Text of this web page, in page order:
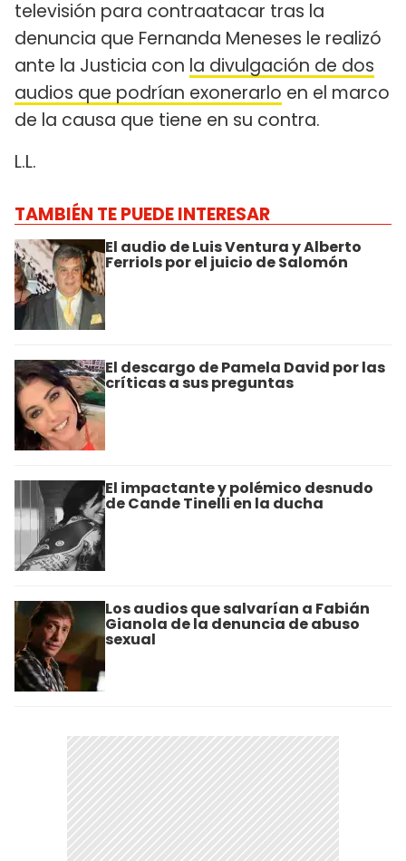
televisión para contraatacar tras la
denuncia que Fernanda Meneses le realizó
ante la Justicia con la divulgación de dos
audios que podrían exonerarlo en el marco
de la causa que tiene en su contra.
L.L.
TAMBIÉN TE PUEDE INTERESAR
El audio de Luis Ventura y Alberto
Ferriols por el juicio de Salomón
El descargo de Pamela David por las
críticas a sus preguntas
El impactante y polémico desnudo
de Cande Tinelli en la ducha
Los audios que salvarían a Fabián
Gianola de la denuncia de abuso
sexual